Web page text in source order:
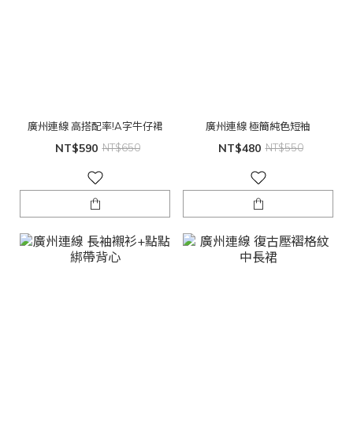
廣州連線 高搭配率!A字牛仔裙
NT$590 NT$650
廣州連線 極簡純色短袖
NT$480 NT$550